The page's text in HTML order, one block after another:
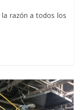
la razón a todos los